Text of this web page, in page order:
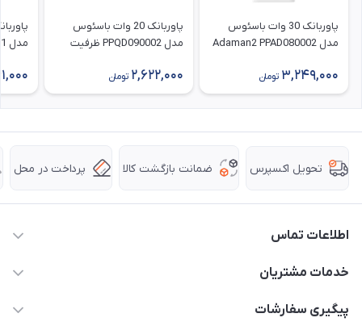
پاوربانک 30 وات باسئوس
مدل Adaman2 PPAD080002
ساعت
3,249,000 تومان
پاوربانک 20 وات باسئوس
مدل PPQD090002 ظرفیت
2,622,000 تومان
تحویل اکسپرس ضمانت بازگشت کالا پرداخت در محل
اطلاعات تماس
63 0000 43 - 021
خدمات مشتریان
قوانین و مقررات
پیگیری سفارشات